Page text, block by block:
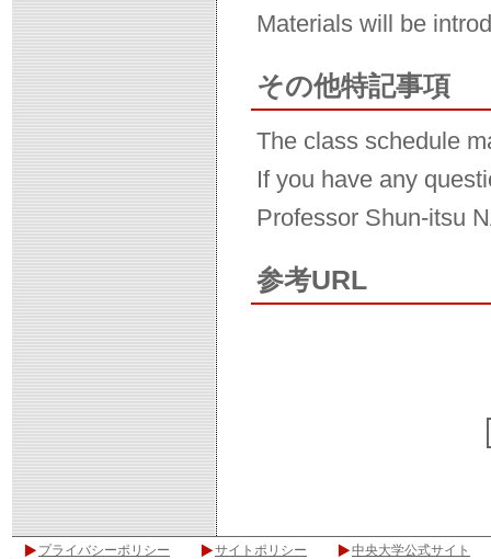
Materials will be
その他特記事項
The class schedule
If you have any
Professor Shun-itsu
参考URL
プライバシーポリシー サイトポリシー 中央大学公式サイト